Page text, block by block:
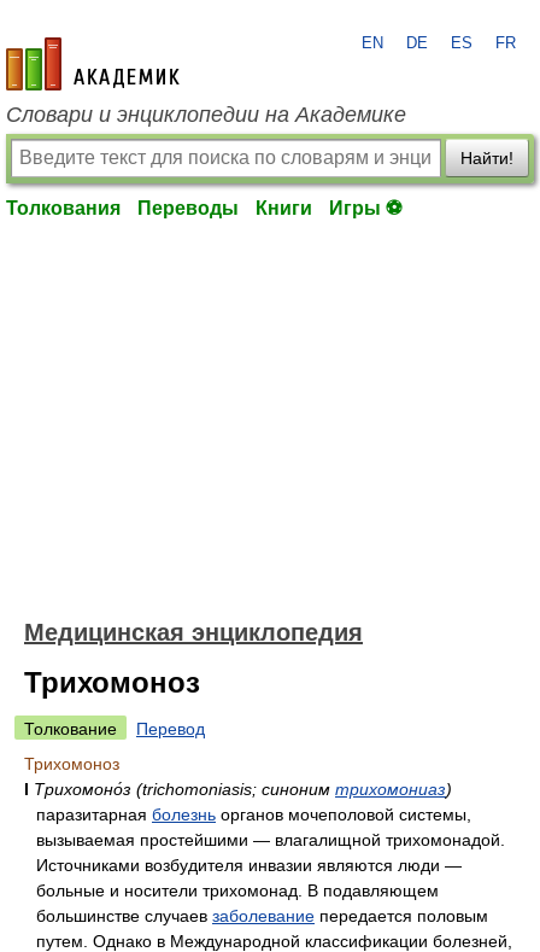
academic.ru
EN DE ES FR
Словари и энциклопедии на Академике
Найти!
Толкования Переводы Книги Игры ⚽
Медицинская энциклопедия
Трихомоноз
Толкование
Перевод
Трихомоноз
I Трихомоно́з (trichomoniasis; синоним трихомониаз)
паразитарная болезнь органов мочеполовой системы,
вызываемая простейшими — влагалищной трихомонадой.
Источниками возбудителя инвазии являются люди —
больные и носители трихомонад. В подавляющем
большинстве случаев заболевание передается половым
путем. Однако в Международной классификации болезней,